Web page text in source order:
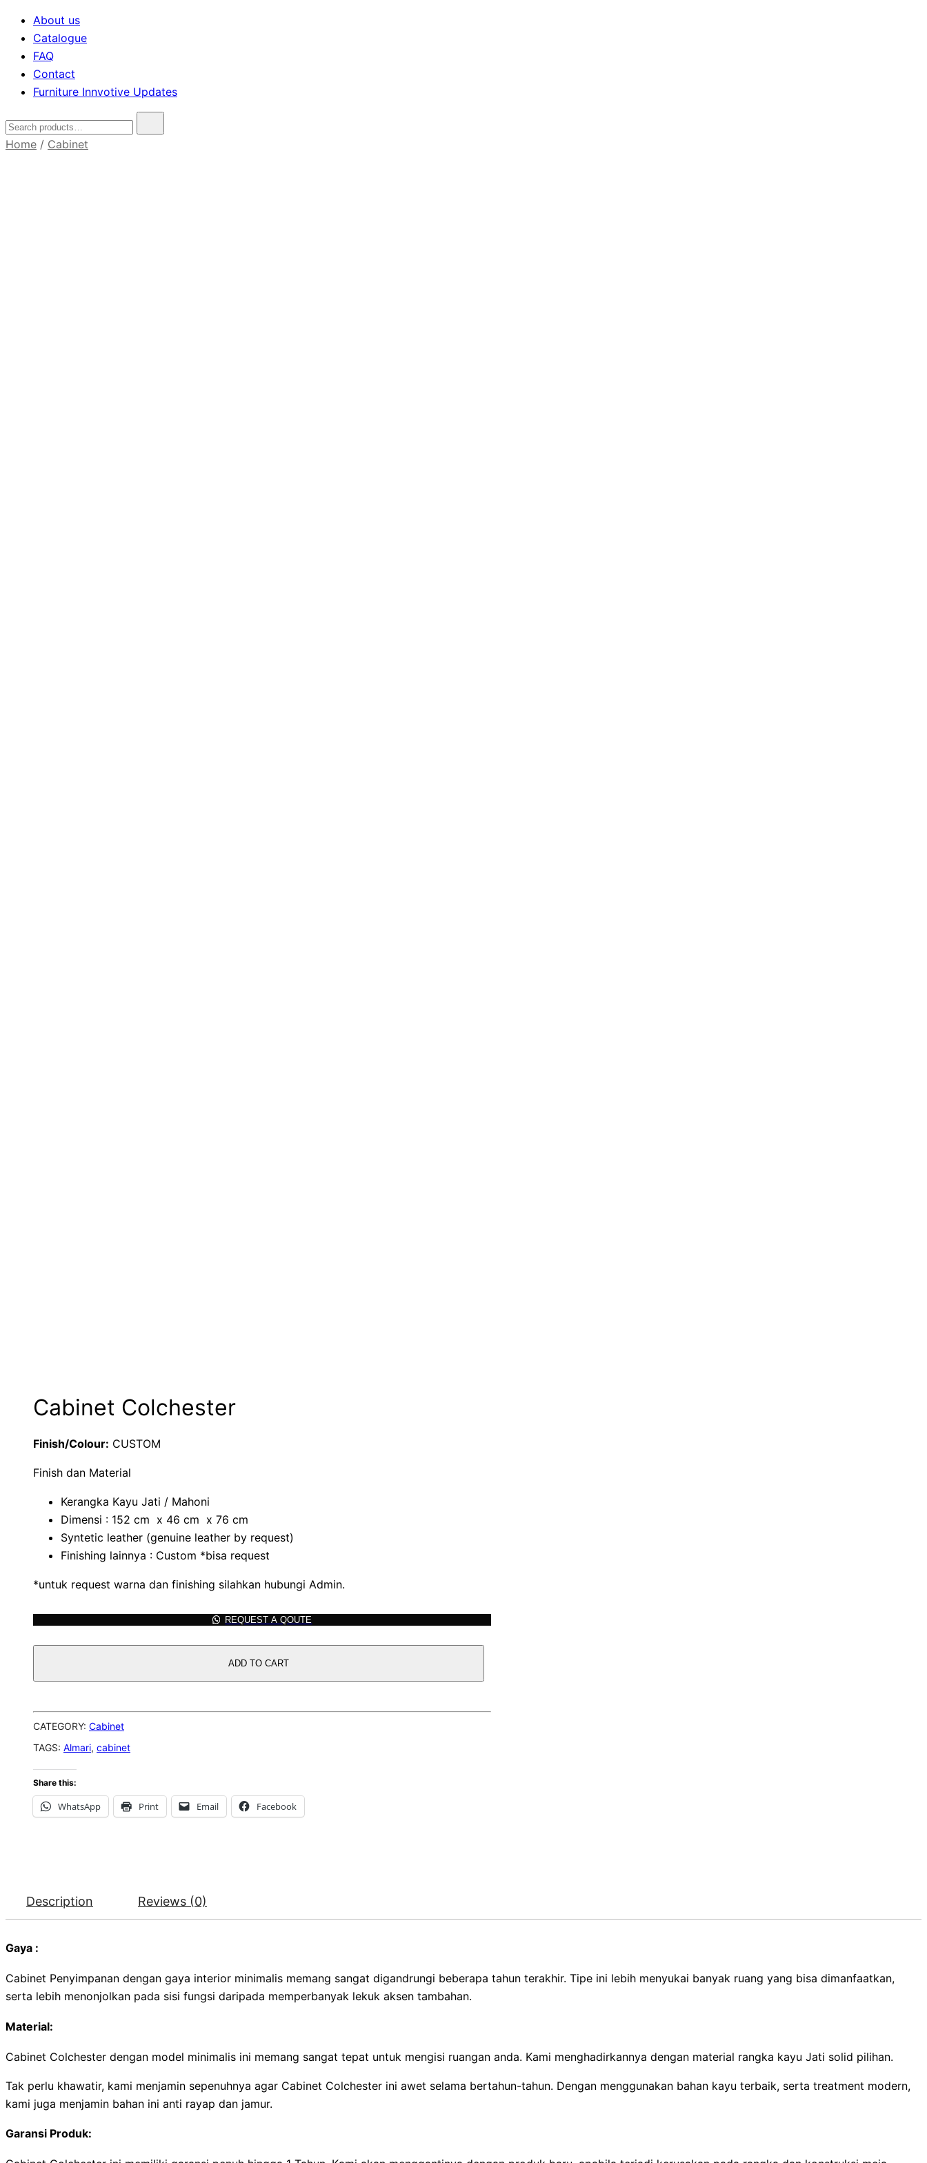
About us
Catalogue
FAQ
Contact
Furniture Innvotive Updates
Home / Cabinet
Cabinet Colchester
Finish/Colour: CUSTOM
Finish dan Material
Kerangka Kayu Jati / Mahoni
Dimensi : 152 cm x 46 cm x 76 cm
Syntetic leather (genuine leather by request)
Finishing lainnya : Custom *bisa request
*untuk request warna dan finishing silahkan hubungi Admin.
REQUEST A QOUTE
ADD TO CART
CATEGORY: Cabinet
TAGS: Almari, cabinet
Share this:
WhatsApp Print Email Facebook
Description Reviews (0)
Gaya :
Cabinet Penyimpanan dengan gaya interior minimalis memang sangat digandrungi beberapa tahun terakhir. Tipe ini lebih menyukai banyak ruang yang bisa dimanfaatkan,
serta lebih menonjolkan pada sisi fungsi daripada memperbanyak lekuk aksen tambahan.
Material:
Cabinet Colchester dengan model minimalis ini memang sangat tepat untuk mengisi ruangan anda. Kami menghadirkannya dengan material rangka kayu Jati solid pilihan.
Tak perlu khawatir, kami menjamin sepenuhnya agar Cabinet Colchester ini awet selama bertahun-tahun. Dengan menggunakan bahan kayu terbaik, serta treatment modern,
kami juga menjamin bahan ini anti rayap dan jamur.
Garansi Produk: